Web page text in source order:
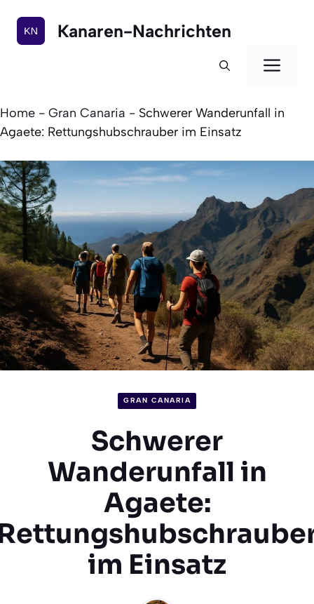
Inhalt
springen
Kanaren-Nachrichten
Home - Gran Canaria - Schwerer Wanderunfall in
Agaete: Rettungshubschrauber im Einsatz
GRAN CANARIA
Schwerer
Wanderunfall in
Agaete:
im Einsatz